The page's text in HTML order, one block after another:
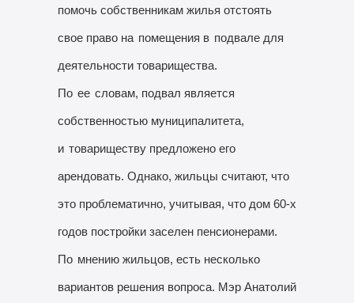
помочь собственникам жилья отстоять
свое право на помещения в подвале для
деятельности товарищества.
По ее словам, подвал является
собственностью муниципалитета,
и товариществу предложено его
арендовать. Однако, жильцы считают, что
это проблематично, учитывая, что дом 60-х
годов постройки заселен пенсионерами.
По мнению жильцов, есть несколько
вариантов решения вопроса. Мэр Анатолий